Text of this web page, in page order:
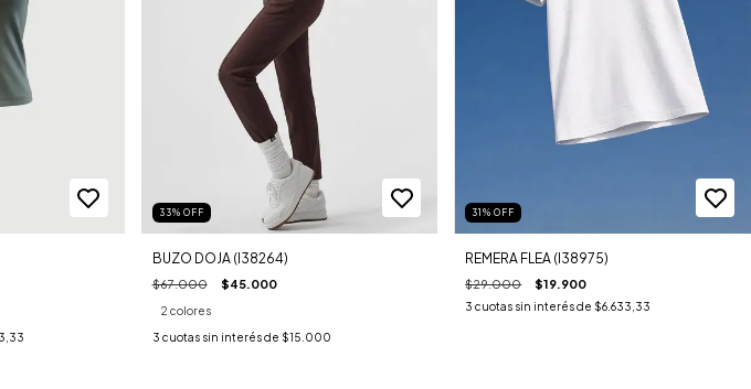
33% OFF
BUZO DOJA (I38264)
$67.000 $45.000
2 colores
3 cuotas sin interés de $15.000
31%OFF
REMERA FLEA (I38975)
$29.000 $19.900
3 cuotas sin interés de $6.633,33